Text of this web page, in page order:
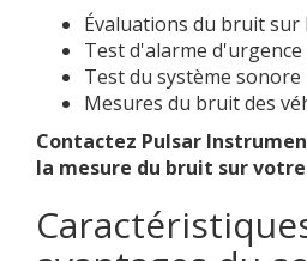
Évaluations du bruit sur
Test d'alarme d'urgence
Test du système sonore
Mesures du bruit des
Contactez Pulsar
la mesure du bruit sur